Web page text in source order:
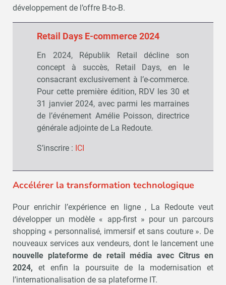
développement de l’offre B-to-B.
Retail Days E-commerce 2024
En 2024, Républik Retail décline son
concept à succès, Retail Days, en le
consacrant exclusivement à l’e-commerce.
Pour cette première édition, RDV les 30 et
31 janvier 2024, avec parmi les marraines
de l’événement Amélie Poisson, directrice
générale adjointe de La Redoute.
S’inscrire : ICI
Accélérer la transformation technologique
Pour enrichir l’expérience en ligne , La Redoute veut
développer un modèle « app-first » pour un parcours
shopping « personnalisé, immersif et sans couture ». De
nouveaux services aux vendeurs, dont le lancement une
nouvelle plateforme de retail média avec Citrus en
2024, et enfin la poursuite de la modernisation et
l’internationalisation de sa plateforme IT.